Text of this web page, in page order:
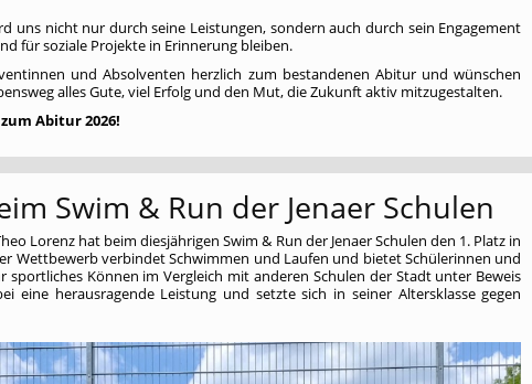
uns nicht nur durch seine Leistungen, sondern auch durch sein Engagement
für soziale Projekte in Erinnerung bleiben.
und Absolventen herzlich zum bestandenen Abitur und wünschen
alles Gute, viel Erfolg und den Mut, die Zukunft aktiv mitzugestalten.
Abitur 2026!
Swim & Run der Jenaer Schulen
Lorenz hat beim diesjährigen Swim & Run der Jenaer Schulen den 1. Platz in
Wettbewerb verbindet Schwimmen und Laufen und bietet Schülerinnen und
sportliches Können im Vergleich mit anderen Schulen der Stadt unter Beweis
eine herausragende Leistung und setzte sich in seiner Altersklasse gegen